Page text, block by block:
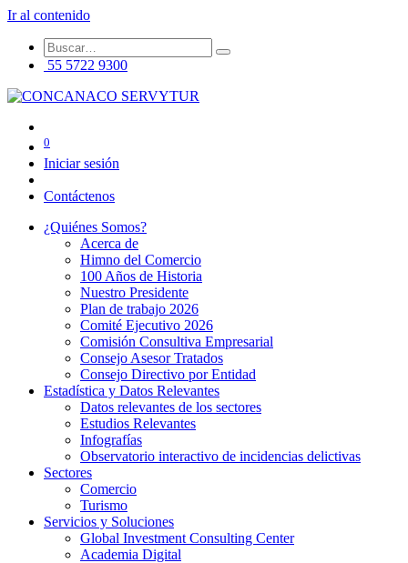
Ir al contenido
55 5722 9300
0
Iniciar sesión
Contáctenos
¿Quiénes Somos?
Acerca de
Himno del Comercio
100 Años de Historia
Nuestro Presidente
Plan de trabajo 2026
Comité Ejecutivo 2026
Comisión Consultiva Empresarial
Consejo Asesor Tratados
Consejo Directivo por Entidad
Estadística y Datos Relevantes
Datos relevantes de los sectores
Estudios Relevantes
Infografías
Observatorio interactivo de incidencias delictivas
Sectores
Comercio
Turismo
Servicios y Soluciones
Global Investment Consulting Center
Academia Digital